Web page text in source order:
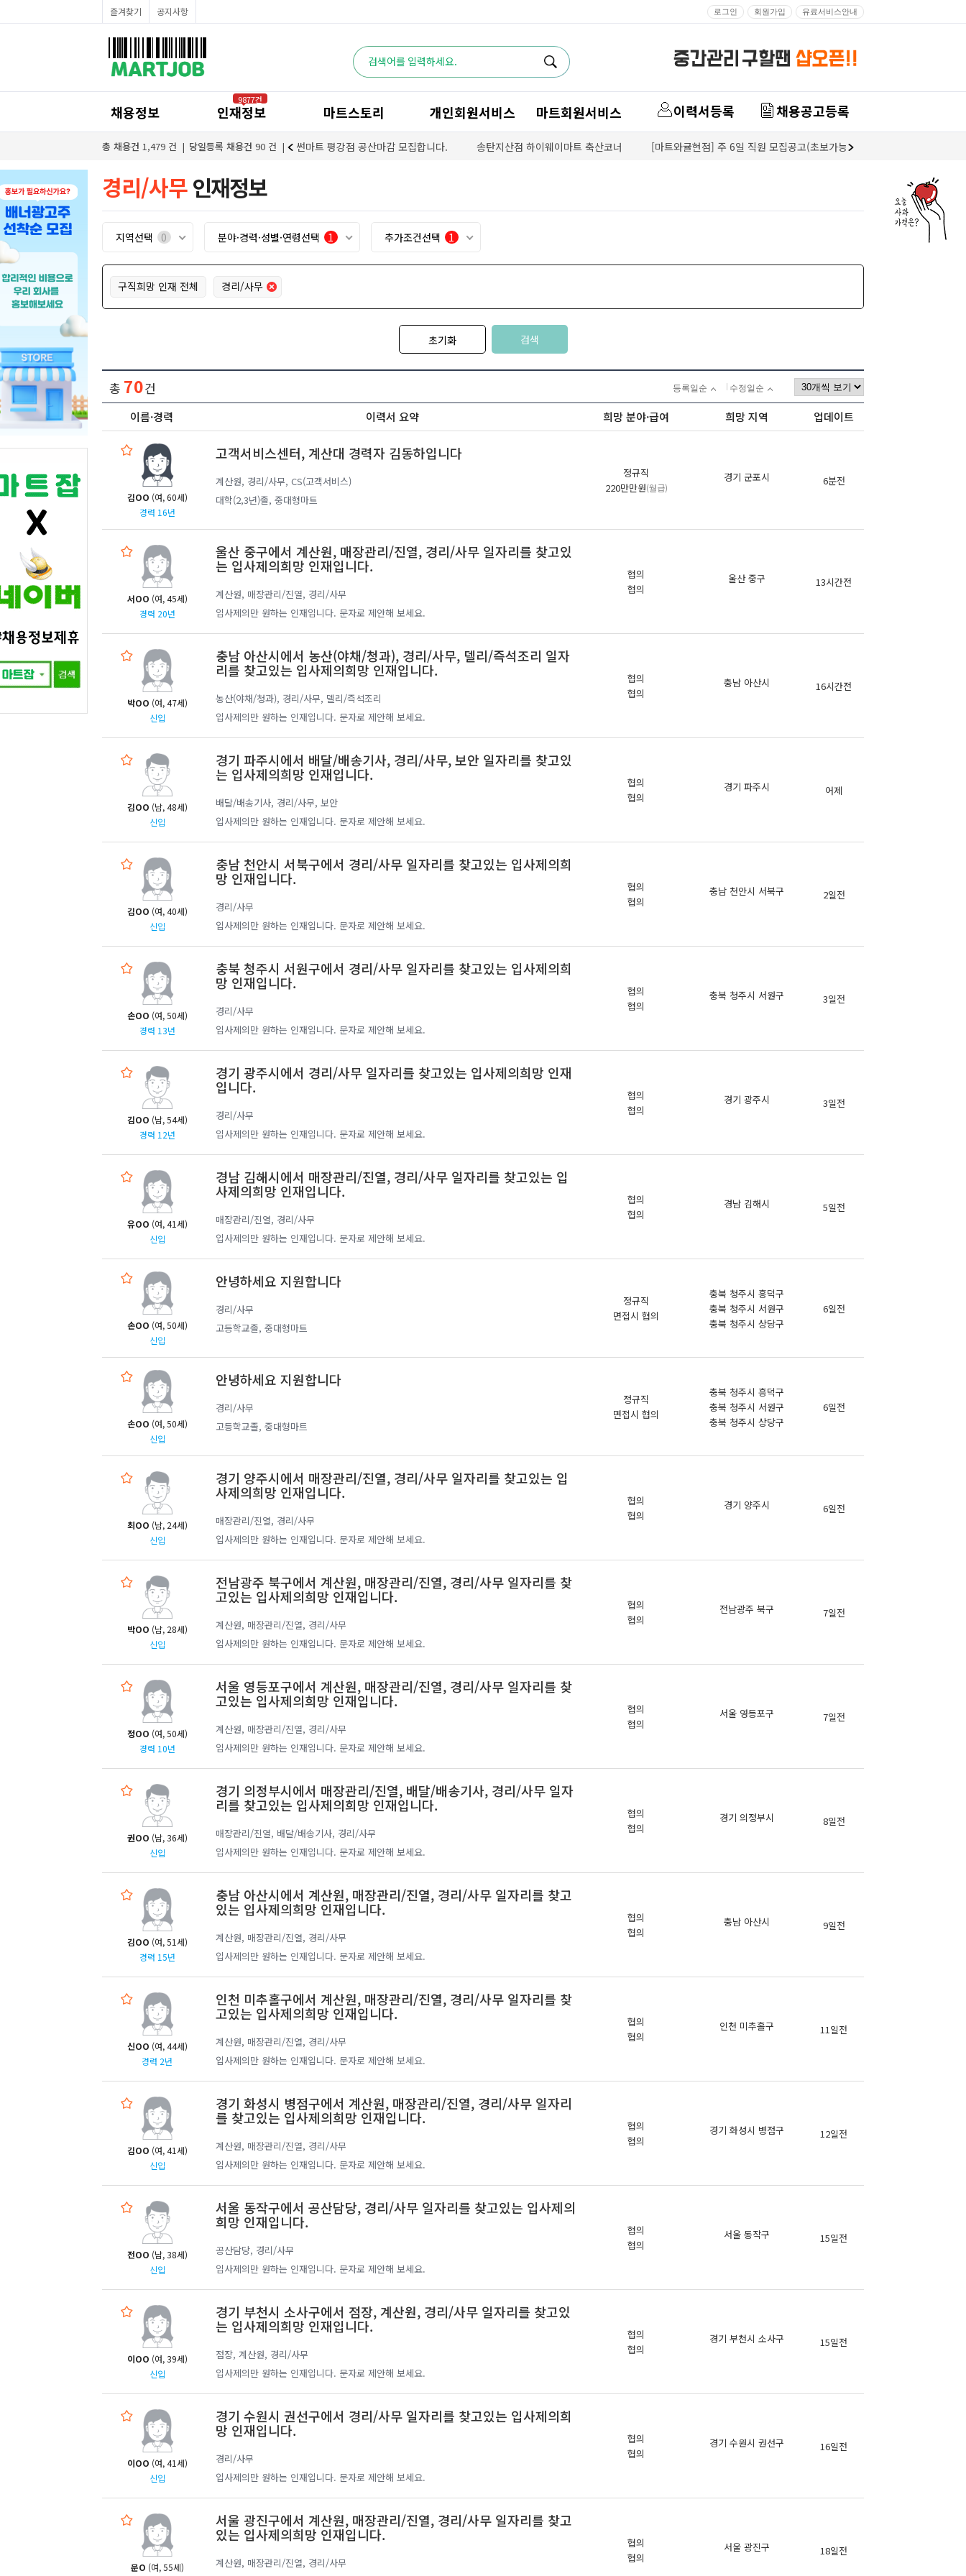
공산직원채용정보
농산/야채청과직원채용정보
수산직원채용정보
즐겨찾기 공지사항 로그인 회원가입 유료서비스안내
채용정보 인재정보
9877건
마트스토리 개인회원서비스 마트회원서비스 이력서등록 채용공고등록
총 채용건 1,479 건 당일등록 채용건 90 건
수원축협 하나로마트 곡반정점 농산업무 사원 모집 썬마트 평강점 공산마감 모집합니다. 송탄지산점 하이웨이마트 축산코너 [마트와귤현점] 주 6일 직원 모집공고(초보가능)
경리/사무인재정보
지역선택 0 분야·경력·성별·연령선택 1 추가조건선택 1
구직희망 인재 전체 경리/사무
초기화 검색
총 70건 등록일순 수정일순
이름·경력 이력서 요약 희망 분야·급여 희망 지역 업데이트
김OO (여, 60세)
경력 16년
고객서비스센터, 계산대 경력자 김동하입니다
계산원, 경리/사무, CS(고객서비스)
대학(2,3년)졸, 중대형마트
정규직
220만만원(월급)
경기 군포시 6분전
서OO (여, 45세)
경력 20년
울산 중구에서 계산원, 매장관리/진열, 경리/사무 일자리를 찾고있
는 입사제의희망 인재입니다.
계산원, 매장관리/진열, 경리/사무
입사제의만 원하는 인재입니다. 문자로 제안해 보세요.
협의
협의
울산 중구 13시간전
박OO (여, 47세)
신입
충남 아산시에서 농산(야채/청과), 경리/사무, 델리/즉석조리 일자
리를 찾고있는 입사제의희망 인재입니다.
농산(야채/청과), 경리/사무, 델리/즉석조리
입사제의만 원하는 인재입니다. 문자로 제안해 보세요.
협의
협의
충남 아산시 16시간전
김OO (남, 48세)
신입
경기 파주시에서 배달/배송기사, 경리/사무, 보안 일자리를 찾고있
는 입사제의희망 인재입니다.
배달/배송기사, 경리/사무, 보안
입사제의만 원하는 인재입니다. 문자로 제안해 보세요.
협의
협의
경기 파주시 어제
김OO (여, 40세)
신입
충남 천안시 서북구에서 경리/사무 일자리를 찾고있는 입사제의희
망 인재입니다.
경리/사무
입사제의만 원하는 인재입니다. 문자로 제안해 보세요.
협의
협의
충남 천안시 서북구 2일전
손OO (여, 50세)
경력 13년
충북 청주시 서원구에서 경리/사무 일자리를 찾고있는 입사제의희
망 인재입니다.
경리/사무
입사제의만 원하는 인재입니다. 문자로 제안해 보세요.
협의
협의
충북 청주시 서원구 3일전
김OO (남, 54세)
경력 12년
경기 광주시에서 경리/사무 일자리를 찾고있는 입사제의희망 인재
입니다.
경리/사무
입사제의만 원하는 인재입니다. 문자로 제안해 보세요.
협의
협의
경기 광주시 3일전
유OO (여, 41세)
신입
경남 김해시에서 매장관리/진열, 경리/사무 일자리를 찾고있는 입
사제의희망 인재입니다.
매장관리/진열, 경리/사무
입사제의만 원하는 인재입니다. 문자로 제안해 보세요.
협의
협의
경남 김해시 5일전
손OO (여, 50세)
신입
안녕하세요 지원합니다
경리/사무
고등학교졸, 중대형마트
정규직
면접시 협의
충북 청주시 흥덕구
충북 청주시 서원구
충북 청주시 상당구
6일전
손OO (여, 50세)
신입
안녕하세요 지원합니다
경리/사무
고등학교졸, 중대형마트
정규직
면접시 협의
충북 청주시 흥덕구
충북 청주시 서원구
충북 청주시 상당구
6일전
최OO (남, 24세)
신입
경기 양주시에서 매장관리/진열, 경리/사무 일자리를 찾고있는 입
사제의희망 인재입니다.
매장관리/진열, 경리/사무
입사제의만 원하는 인재입니다. 문자로 제안해 보세요.
협의
협의
경기 양주시 6일전
박OO (남, 28세)
신입
전남광주 북구에서 계산원, 매장관리/진열, 경리/사무 일자리를 찾
고있는 입사제의희망 인재입니다.
계산원, 매장관리/진열, 경리/사무
입사제의만 원하는 인재입니다. 문자로 제안해 보세요.
협의
협의
전남광주 북구 7일전
정OO (여, 50세)
경력 10년
서울 영등포구에서 계산원, 매장관리/진열, 경리/사무 일자리를 찾
고있는 입사제의희망 인재입니다.
계산원, 매장관리/진열, 경리/사무
입사제의만 원하는 인재입니다. 문자로 제안해 보세요.
협의
협의
서울 영등포구 7일전
권OO (남, 36세)
신입
경기 의정부시에서 매장관리/진열, 배달/배송기사, 경리/사무 일자
리를 찾고있는 입사제의희망 인재입니다.
매장관리/진열, 배달/배송기사, 경리/사무
입사제의만 원하는 인재입니다. 문자로 제안해 보세요.
협의
협의
경기 의정부시 8일전
김OO (여, 51세)
경력 15년
충남 아산시에서 계산원, 매장관리/진열, 경리/사무 일자리를 찾고
있는 입사제의희망 인재입니다.
계산원, 매장관리/진열, 경리/사무
입사제의만 원하는 인재입니다. 문자로 제안해 보세요.
협의
협의
충남 아산시 9일전
신OO (여, 44세)
경력 2년
인천 미추홀구에서 계산원, 매장관리/진열, 경리/사무 일자리를 찾
고있는 입사제의희망 인재입니다.
계산원, 매장관리/진열, 경리/사무
입사제의만 원하는 인재입니다. 문자로 제안해 보세요.
협의
협의
인천 미추홀구 11일전
김OO (여, 41세)
신입
경기 화성시 병점구에서 계산원, 매장관리/진열, 경리/사무 일자리
를 찾고있는 입사제의희망 인재입니다.
계산원, 매장관리/진열, 경리/사무
입사제의만 원하는 인재입니다. 문자로 제안해 보세요.
협의
협의
경기 화성시 병점구 12일전
전OO (남, 38세)
신입
서울 동작구에서 공산담당, 경리/사무 일자리를 찾고있는 입사제의
희망 인재입니다.
공산담당, 경리/사무
입사제의만 원하는 인재입니다. 문자로 제안해 보세요.
협의
협의
서울 동작구 15일전
이OO (여, 39세)
신입
경기 부천시 소사구에서 점장, 계산원, 경리/사무 일자리를 찾고있
는 입사제의희망 인재입니다.
점장, 계산원, 경리/사무
입사제의만 원하는 인재입니다. 문자로 제안해 보세요.
협의
협의
경기 부천시 소사구 15일전
이OO (여, 41세)
신입
경기 수원시 권선구에서 경리/사무 일자리를 찾고있는 입사제의희
망 인재입니다.
경리/사무
입사제의만 원하는 인재입니다. 문자로 제안해 보세요.
협의
협의
경기 수원시 권선구 16일전
문O (여, 55세)
서울 광진구에서 계산원, 매장관리/진열, 경리/사무 일자리를 찾고
있는 입사제의희망 인재입니다.
계산원, 매장관리/진열, 경리/사무
협의
협의
서울 광진구 18일전